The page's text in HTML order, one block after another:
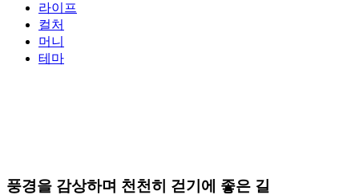
라이프
컬처
머니
테마
풍경을 감상하며 천천히 걷기에 좋은 길